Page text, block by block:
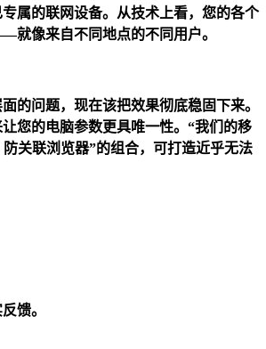
属的联网设备。从技术上看，您的各个
就像来自不同地点的不同用户。
的问题，现在该把效果彻底稳固下来。
您的电脑参数更具唯一性。“我们的移
关联浏览器”的组合，可打造近乎无法
馈。